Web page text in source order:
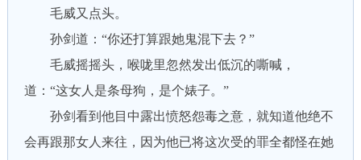
毛威又点头。
孙剑道：“你还打算跟她鬼混下去？”
毛威摇摇头，喉咙里忽然发出低沉的嘶喊，
道：“这女人是条母狗，是个婊子。”
孙剑看到他目中露出愤怒怨毒之意，就知道他绝不
会再跟那女人来往，因为他已将这次受的罪全都怪在她